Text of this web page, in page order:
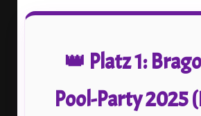
👑 Platz 1:
Pool-Party 2025